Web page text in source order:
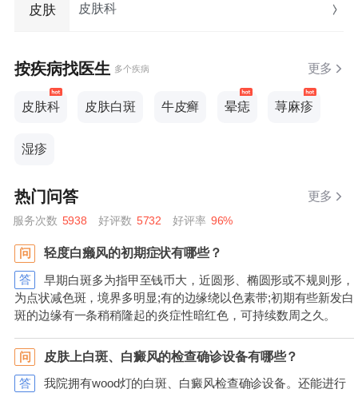
皮肤 皮肤科
按疾病找医生 多个疾病 更多
皮肤科 皮肤白斑 牛皮癣 晕痣 荨麻疹
湿疹
热门问答 更多
服务次数 5938 好评数 5732 好评率 96%
问 轻度白癞风的初期症状有哪些？
答
早期白斑多为指甲至钱币大，近圆形、椭圆形或不规则形，
为点状减色斑，境界多明显;有的边缘绕以色素带;初期有些新发白
斑的边缘有一条稍稍隆起的炎症性暗红色，可持续数周之久。
问 皮肤上白斑、白癜风的检查确诊设备有哪些？
答
我院拥有wood灯的白斑、白癜风检查确诊设备。还能进行